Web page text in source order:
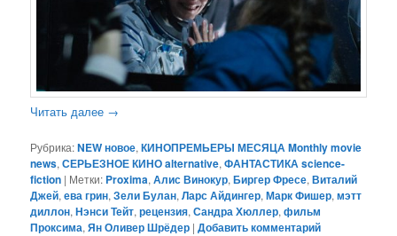
Читать далее →
Рубрика:NEW новое,КИНОПРЕМЬЕРЫ МЕСЯЦА Monthly movie
news,СЕРЬЕЗНОЕ КИНО alternative,ФАНТАСТИКА science-
fiction | Метки: Proxima,Алис Винокур,Биргер Фресе,Виталий
Джей,ева грин,Зели Булан,Ларс Айдингер,Марк Фишер,мэтт
диллон,Нэнси Тейт,рецензия,Сандра Хюллер,фильм
Проксима,Ян Оливер Шрёдер |Добавить комментарий